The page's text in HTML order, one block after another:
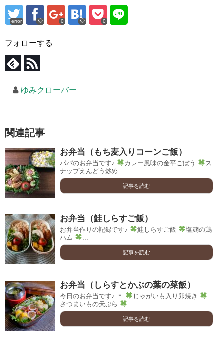
error 0 0
フォローする
ゆみクローバー
関連記事
お弁当（もち麦入りコーンご飯）
パパのお弁当です♪ カレー風味の金平ごぼう
ス
ナップえんどう炒め ...
記事を読む
お弁当（鮭しらすご飯）
お弁当作りの記録です♪ 鮭しらすご飯
塩麹の鶏
ハム
記事を読む
お弁当（しらすとかぶの葉の菜飯）
今日のお弁当です♪ ＊
じゃがいも入り卵焼き
さつまいもの天ぷら
記事を読む